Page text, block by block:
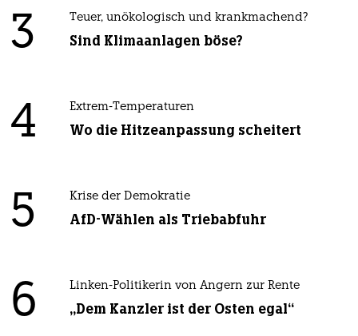
3 Teuer, unökologisch und krankmachend?
Sind Klimaanlagen böse?
4 Extrem-Temperaturen
Wo die Hitzeanpassung scheitert
5 Krise der Demokratie
AfD-Wählen als Triebabfuhr
6 Linken-Politikerin von Angern zur Rente
„Dem Kanzler ist der Osten egal“